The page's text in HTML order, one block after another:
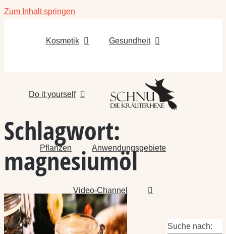
Zum Inhalt springen
Kosmetik Gesundheit
Do it yourself
Pflanzen Anwendungsgebiete
Video-Channel
Schlagwort:
magnesiumöl
Suche nach: